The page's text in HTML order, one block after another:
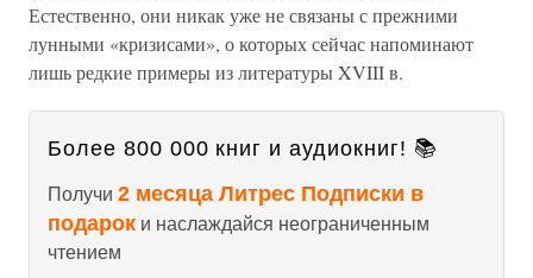
Естественно, они никак уже не связаны с прежними
лунными «кризисами», о которых сейчас напоминают
лишь редкие примеры из литературы XVIII в.
Более 800 000 книг и аудиокниг! 📚
Получи 2 месяца Литрес Подписки в
подарок и наслаждайся неограниченным
чтением